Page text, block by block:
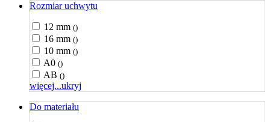
Rozmiar uchwytu
12 mm ()
16 mm ()
10 mm ()
A0 ()
AB ()
więcej...ukryj
Do materiału